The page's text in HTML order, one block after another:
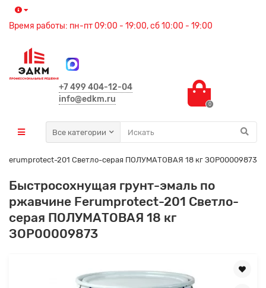
Время работы: пн-пт 09:00 - 19:00, сб 10:00 - 19:00
+7 499 404-12-04
info@edkm.ru
0
Все категории
Ferumprotect-201 Светло-серая ПОЛУМАТОВАЯ 18 кг ЗОР00009873
Быстросохнущая грунт-эмаль по
ржавчине Ferumprotect-201 Светло-
серая ПОЛУМАТОВАЯ 18 кг
ЗОР00009873